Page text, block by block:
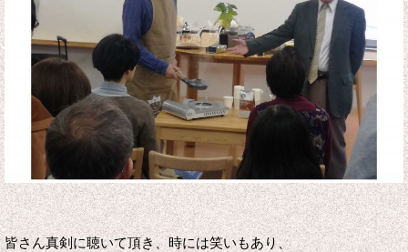
皆さん真剣に聴いて頂き、時には笑いもあり、